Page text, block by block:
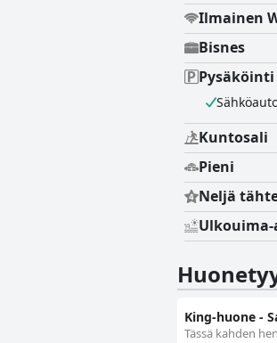
Ilmainen
Bisnes
Pysäköinti
Kuntosali
Pieni
Neljä
King-huone -
Tässä kahden